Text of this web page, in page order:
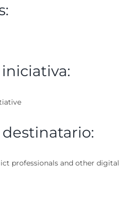
professionals and other digital